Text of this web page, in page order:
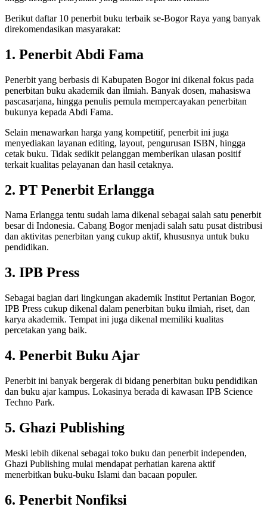
Berikut daftar 10 penerbit buku terbaik se-Bogor Raya yang banyak
direkomendasikan masyarakat:
1. Penerbit Abdi Fama
Penerbit yang berbasis di Kabupaten Bogor ini dikenal fokus pada
penerbitan buku akademik dan ilmiah. Banyak dosen, mahasiswa
pascasarjana, hingga penulis pemula mempercayakan penerbitan
bukunya kepada Abdi Fama.
Selain menawarkan harga yang kompetitif, penerbit ini juga
menyediakan layanan editing, layout, pengurusan ISBN, hingga
cetak buku. Tidak sedikit pelanggan memberikan ulasan positif
terkait kualitas pelayanan dan hasil cetaknya.
2. PT Penerbit Erlangga
Nama Erlangga tentu sudah lama dikenal sebagai salah satu penerbit
besar di Indonesia. Cabang Bogor menjadi salah satu pusat distribusi
dan aktivitas penerbitan yang cukup aktif, khususnya untuk buku
pendidikan.
3. IPB Press
Sebagai bagian dari lingkungan akademik Institut Pertanian Bogor,
IPB Press cukup dikenal dalam penerbitan buku ilmiah, riset, dan
karya akademik. Tempat ini juga dikenal memiliki kualitas
percetakan yang baik.
4. Penerbit Buku Ajar
Penerbit ini banyak bergerak di bidang penerbitan buku pendidikan
dan buku ajar kampus. Lokasinya berada di kawasan IPB Science
Techno Park.
5. Ghazi Publishing
Meski lebih dikenal sebagai toko buku dan penerbit independen,
Ghazi Publishing mulai mendapat perhatian karena aktif
menerbitkan buku-buku Islami dan bacaan populer.
6. Penerbit Nonfiksi